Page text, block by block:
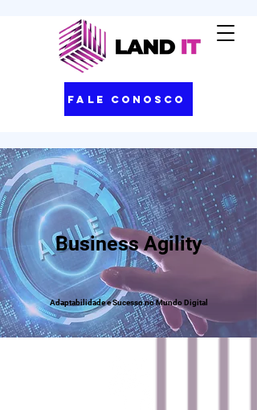
Fale Conosco
Business Agility
Adaptabilidade e Sucesso no Mundo Digital